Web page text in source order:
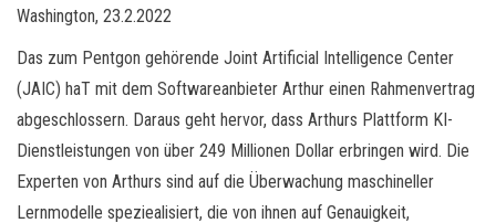
Washington, 23.2.2022
Das zum Pentgon gehörende Joint Artificial Intelligence Center
(JAIC) haT mit dem Softwareanbieter Arthur einen Rahmenvertrag
abgeschlossern. Daraus geht hervor, dass Arthurs Plattform KI-
Dienstleistungen von über 249 Millionen Dollar erbringen wird. Die
Experten von Arthurs sind auf die Überwachung maschineller
Lernmodelle speziealisiert, die von ihnen auf Genauigkeit,